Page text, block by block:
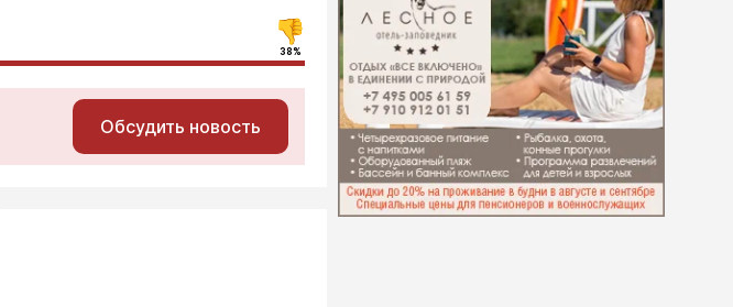
38%
Обсудить новость